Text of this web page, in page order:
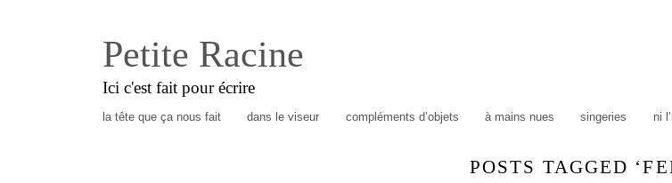
Petite Racine
Ici c'est fait pour écrire
la tête que ça nous fait dans le viseur compléments d’objets à mains nues singeries ni
POSTS TAGGED